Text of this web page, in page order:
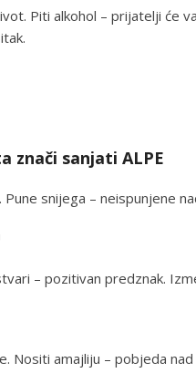
Piti alkohol – prijatelji će
znači sanjati ALPE
snijega – neispunjene
– pozitivan predznak.
Nositi amajliju – pobjeda